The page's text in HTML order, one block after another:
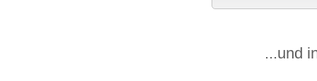
...und